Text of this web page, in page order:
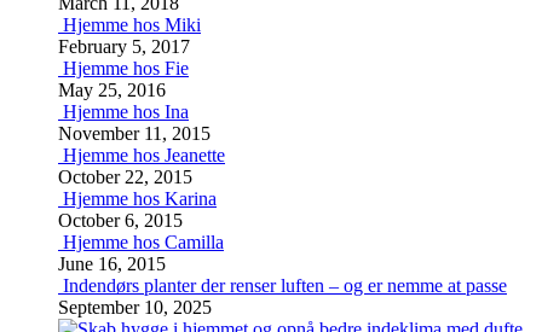
Hjemme hos Miki
February 5, 2017
Hjemme hos Fie
May 25, 2016
Hjemme hos Ina
November 11, 2015
Hjemme hos Jeanette
October 22, 2015
Hjemme hos Karina
October 6, 2015
Hjemme hos Camilla
June 16, 2015
Indendørs planter der renser luften – og er nemme at passe
September 10, 2025